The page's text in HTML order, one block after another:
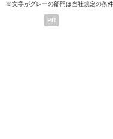
※文字がグレーの部門は当社規定の条
PR